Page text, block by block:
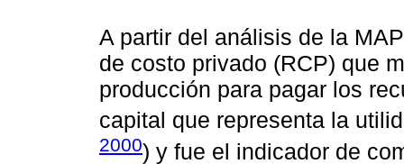
A partir del análisis de la
de costo privado (RCP) que
producción para pagar los
capital que representa la
2000) y fue el indicador de